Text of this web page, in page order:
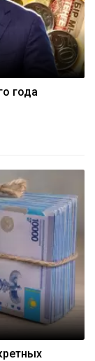
года